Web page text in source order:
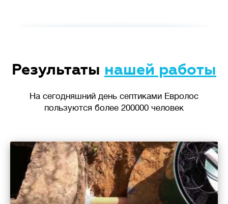
Результаты нашей работы
На сегодняшний день септиками Евролос
пользуются более 200000 человек